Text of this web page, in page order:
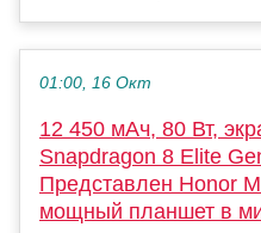
01:00, 16 Окт
12 450 мАч, 80 Вт,
Snapdragon 8 Elite
Представлен Honor
мощный планшет в